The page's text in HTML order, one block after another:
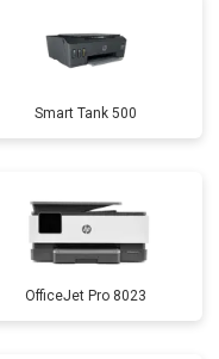
Smart Tank 500
OfficeJet Pro 8023